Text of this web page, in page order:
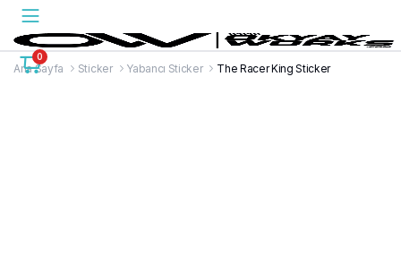
0
Ana Sayfa Sticker Yabancı Sticker The Racer King Sticker